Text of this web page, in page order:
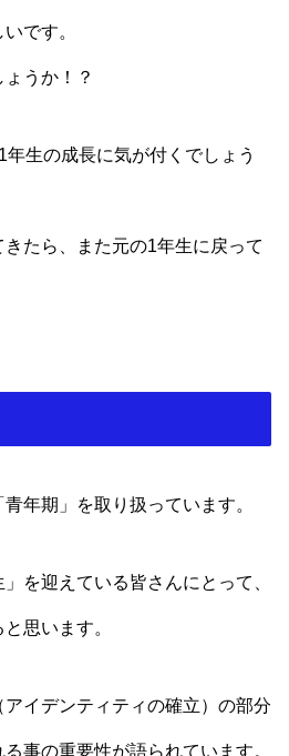
です。
うか！？
生の成長に気が付くでしょう
たら、また元の1年生に戻って
年期」を取り扱っています。
を迎えている皆さんにとって、
思います。
イデンティティの確立）の部分
事の重要性が語られています。